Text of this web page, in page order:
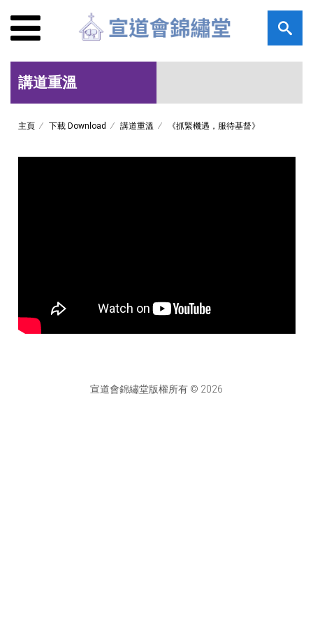
講道重溫
主頁 下載 Download 講道重溫 《抓緊機遇，服待基督》
宣道會錦繡堂版權所有 © 2026